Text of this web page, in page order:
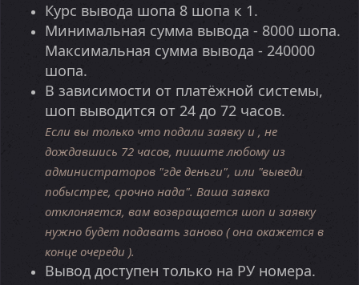
Курс вывода шопа 8 шопа к 1.
Минимальная сумма вывода - 8000 шопа.
Максимальная сумма вывода - 240000
шопа.
В зависимости от платёжной системы,
шоп выводится от 24 до 72 часов.
Если вы только что подали заявку и , не
дождавшись 72 часов, пишите любому из
администраторов "где деньги", или "выведи
побыстрее, срочно нада". Ваша заявка
отклоняется, вам возвращается шоп и заявку
нужно будет подавать заново ( она окажется в
конце очереди ).
Вывод доступен только на РУ номера.